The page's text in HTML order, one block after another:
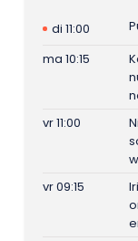
di 11:00
ma 10:15
vr 11:00
vr 09:15